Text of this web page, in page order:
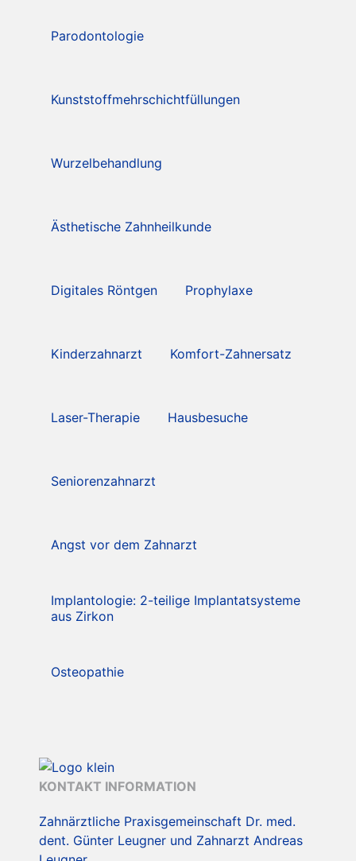
Parodontologie
Kunststoffmehrschichtfüllungen
Wurzelbehandlung
Ästhetische Zahnheilkunde
Digitales Röntgen Prophylaxe
Kinderzahnarzt Komfort-Zahnersatz
Laser-Therapie Hausbesuche
Seniorenzahnarzt
Angst vor dem Zahnarzt
Implantologie: 2-teilige Implantatsysteme
aus Zirkon
Osteopathie
KONTAKT INFORMATION
Zahnärztliche Praxisgemeinschaft Dr. med.
dent. Günter Leugner und Zahnarzt Andreas